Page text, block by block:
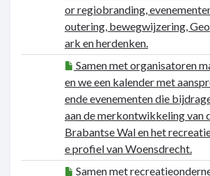
or regiobranding,
outering, bewegwijzering,
ark en herdenken.
Samen met organisatoren
en we een kalender met
ende evenementen die
aan de merkontwikkeling van
Brabantse Wal en het
e profiel van Woensdrecht.
Samen met